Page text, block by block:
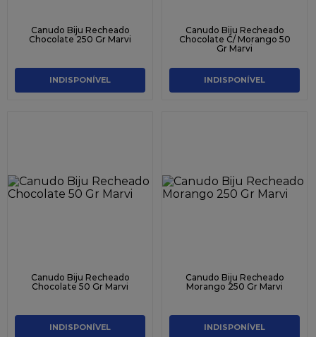
Canudo Biju Recheado
Chocolate 250 Gr Marvi
INDISPONÍVEL
Canudo Biju Recheado
Chocolate C/ Morango 50
Gr Marvi
INDISPONÍVEL
Canudo Biju Recheado
Chocolate 50 Gr Marvi
INDISPONÍVEL
Canudo Biju Recheado
Morango 250 Gr Marvi
INDISPONÍVEL